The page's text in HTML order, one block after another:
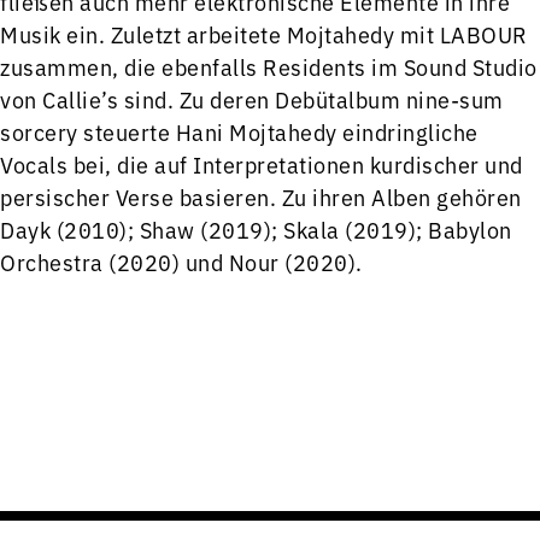
Musik ein. Zuletzt arbeitete Mojtahedy mit LABOUR
zusammen, die ebenfalls Residents im Sound Studio
von Callie’s sind. Zu deren Debütalbum nine-sum
sorcery steuerte Hani Mojtahedy eindringliche
Vocals bei, die auf Interpretationen kurdischer und
persischer Verse basieren. Zu ihren Alben gehören
Dayk (2010); Shaw (2019); Skala (2019); Babylon
Orchestra (2020) und Nour (2020).